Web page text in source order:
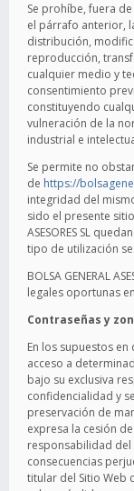
Se prohíbe, fuera
el párrafo anterior,
distribución,
reproducción,
cualquier medio y
consentimiento
constituyendo
vulneración de la
industrial e
Se permite no
de https://
integridad del
sido el presente sitio
ASESORES SL
tipo de utilización
BOLSA GENERAL
legales oportunas
Contraseñas y
En los supuestos
acceso a
bajo su exclusiva
confidencialidad y
preservación de
expresa la cesión
responsabilidad del
consecuencias
titular del Sitio Web